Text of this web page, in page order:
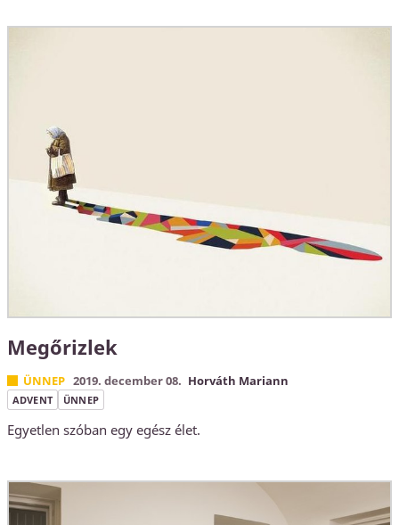
Megőrizlek
ÜNNEP 2019. december 08. Horváth Mariann
ADVENT ÜNNEP
Egyetlen szóban egy egész élet.